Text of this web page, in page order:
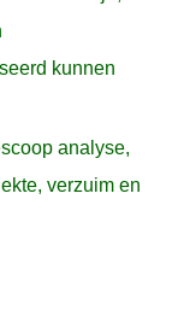
kunnen
analyse,
verzuim en